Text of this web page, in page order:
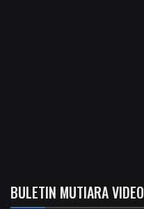
BULETIN MUTIARA VIDEO